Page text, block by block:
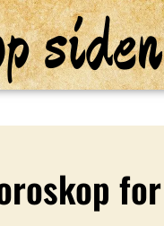
siden